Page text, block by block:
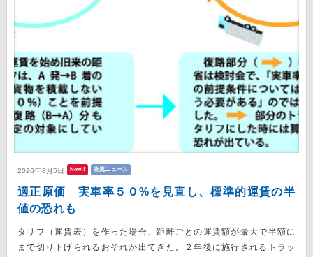
2026年8月5日 New!! 物流ニュース
適正原価 実車率５０%を見直し、標準的運賃の半
値の恐れも
タリフ（運賃表）を作った場合、距離ごとの運賃額が最大で半額に
まで切り下げられるおそれが出てきた。２年後に施行されるトラッ